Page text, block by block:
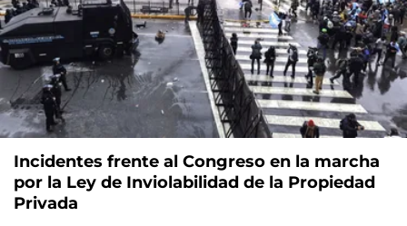
Incidentes frente al Congreso en la marcha
por la Ley de Inviolabilidad de la Propiedad
Privada